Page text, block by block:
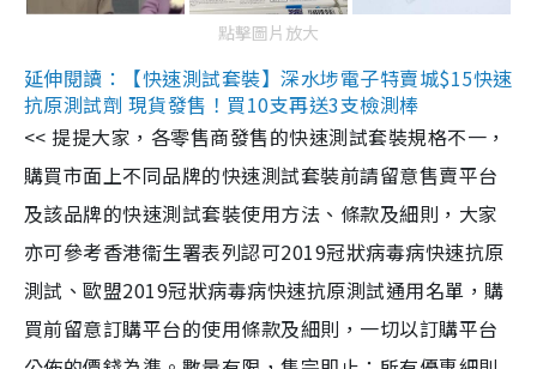
點擊圖片放大
延伸閱讀：【快速測試套裝】深水埗電子特賣城$15快速
抗原測試劑 現貨發售！買10支再送3支檢測棒
<< 提提大家，各零售商發售的快速測試套裝規格不一，
購買市面上不同品牌的快速測試套裝前請留意售賣平台
及該品牌的快速測試套裝使用方法、條款及細則，大家
亦可參考香港衞生署表列認可2019冠狀病毒病快速抗原
測試、歐盟2019冠狀病毒病快速抗原測試通用名單，購
買前留意訂購平台的使用條款及細則，一切以訂購平台